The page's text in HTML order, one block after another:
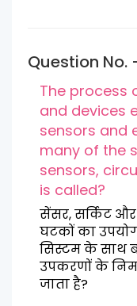
Question No.
The process
and devices
sensors and
many of the
sensors,
is called?
सेंसर, सर्किट
घटकों का
सिस्टम के साथ
उपकरणों के
जाता है?